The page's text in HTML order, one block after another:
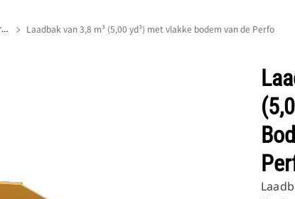
Laadbakken met vlakke bodem - Performance-serie Laadbak van 3,8 m³ (5,00 yd³) met vlakke bodem van de